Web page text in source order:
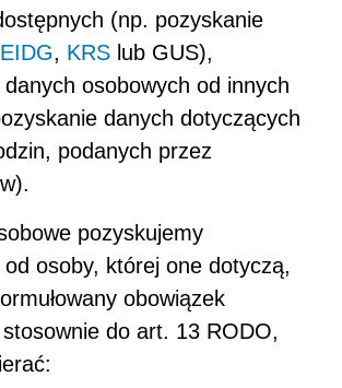
(np. pozyskanie
, KRS lub GUS),
osobowych od innych
danych dotyczących
podanych przez
pozyskujemy
od osoby, której one dotyczą,
obowiązek
do art. 13 RODO,